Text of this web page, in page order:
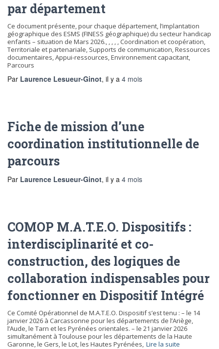
par département
Ce document présente, pour chaque département, l’implantation
géographique des ESMS (FINESS géographique) du secteur handicap
enfants – situation de Mars 2026., , , , , Coordination et coopération,
Territoriale et partenariale, Supports de communication, Ressources
documentaires, Appui-ressources, Environnement capacitant,
Parcours
Par Laurence Lesueur-Ginot, il y a 4 mois
Fiche de mission d’une
coordination institutionnelle de
parcours
Par Laurence Lesueur-Ginot, il y a 4 mois
COMOP M.A.T.E.O. Dispositifs :
interdisciplinarité et co-
construction, des logiques de
collaboration indispensables pour
fonctionner en Dispositif Intégré
Ce Comité Opérationnel de M.A.T.E.O. Dispositif s’est tenu : – le 14
janvier 2026 à Carcassonne pour les départements de l’Ariège,
l’Aude, le Tarn et les Pyrénées orientales. – le 21 janvier 2026
simultanément à Toulouse pour les départements de la Haute
Garonne, le Gers, le Lot, les Hautes Pyrénées, Lire la suite